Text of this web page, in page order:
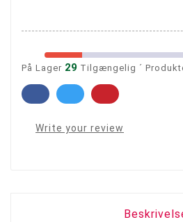
På Lager 29 Tilgængelig ´
Write your review